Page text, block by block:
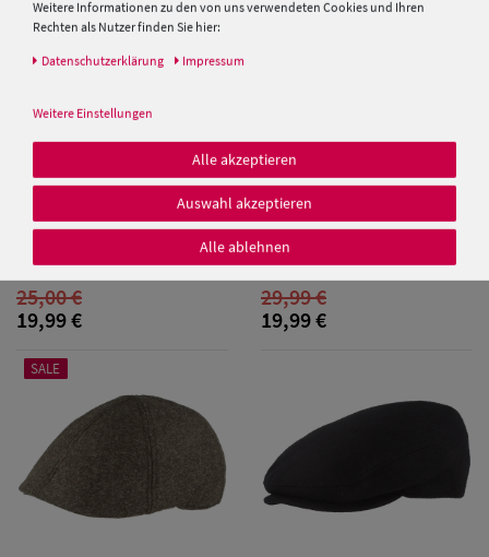
Damen Caps
Damen
Baseball Caps
Damen UV-
Damen
Bandana Caps
Damen
Sonnenschilder
Schiebermütze aus Stroh von
25,00 €
19,99 €
Fiebig Flatcap aus Wollmix mit
gestepptem Innenfutter
29,99 €
19,99 €
SALE
Weitere Informationen zu den von uns verwendeten Cookies und Ihren
Rechten als Nutzer finden Sie hier:
Daten­schutz­erklärung Impressum
Weitere Einstellungen
Alle akzeptieren
Auswahl akzeptieren
Alle ablehnen